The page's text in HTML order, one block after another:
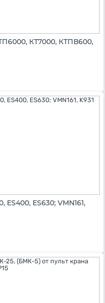
КТ7000, КТПВ600,
ES400, ES630; VMN161,